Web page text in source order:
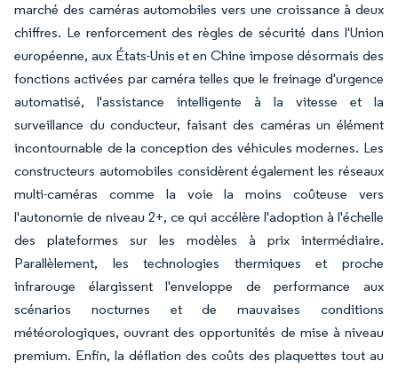
marché des caméras automobiles vers une croissance à deux
chiffres. Le renforcement des règles de sécurité dans l'Union
européenne, aux États-Unis et en Chine impose désormais des
fonctions activées par caméra telles que le freinage d'urgence
automatisé, l'assistance intelligente à la vitesse et la
surveillance du conducteur, faisant des caméras un élément
incontournable de la conception des véhicules modernes. Les
constructeurs automobiles considèrent également les réseaux
multi-caméras comme la voie la moins coûteuse vers
l'autonomie de niveau 2+, ce qui accélère l'adoption à l'échelle
des plateformes sur les modèles à prix intermédiaire.
Parallèlement, les technologies thermiques et proche
infrarouge élargissent l'enveloppe de performance aux
scénarios nocturnes et de mauvaises conditions
météorologiques, ouvrant des opportunités de mise à niveau
premium. Enfin, la déflation des coûts des plaquettes tout au